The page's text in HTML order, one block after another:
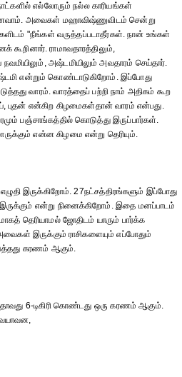
நாட்களில் எல்லோரும் நல்ல காரியங்கள்
அவைகள் மஹாவிஷ்ணுவிடம் சென்று
"நீங்கள் வருத்தப்படாதீர்கள். நான் உங்கள்
கூறினார். ராமாவதாரத்திலும்,
அஷ்டமியிலும் அவதாரம் செய்தார்.
என்றும் கொண்டாடுகிறோம். இப்போது
வாரம். வாரத்தைப் பற்றி நாம் அதிகம் கூற
என்கிற கிழமைகள்தான் வாரம் என்பது.
பஞ்சாங்கத்தில் கொடுத்து இருப்பார்கள்.
என்ன கிழமை என்று தெரியும்.
இருக்கிறோம். 27நட்சத்திரங்களும் இப்போது
இருக்கும் என்று நினைக்கிறோம். இதை மனப்பாடம்
தெரியாமல் ஜோதிடம் யாரும் பார்க்க
இருக்கும் ராசிகளையும் எப்போதும்
கரணம் ஆகும்.
6-டிகிரி கொண்டது ஒரு கரணம் ஆகும்.